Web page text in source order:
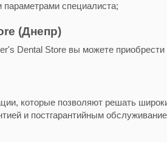
специалиста;
(Днепр)
Dental Store вы можете
которые позволяют решать
и постгарантийным